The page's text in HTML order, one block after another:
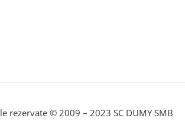
rezervate © 2009 – 2023 SC DUMY SMB